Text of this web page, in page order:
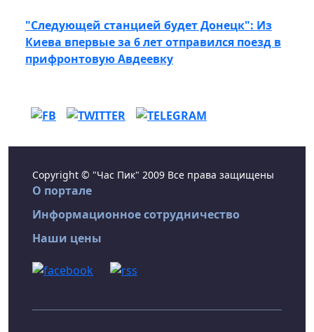
"Следующей станцией будет Донецк": Из
Киева впервые за 6 лет отправился поезд в
прифронтовую Авдеевку
Copyright © "Час Пик" 2009 Все права защищены
О портале
Информационное сотрудничество
Наши цены